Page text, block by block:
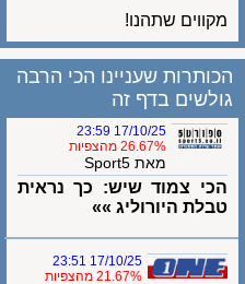
מקווים שתהנו!
הכותרות שעניינו הכי הרבה
גולשים בדף זה
17/10/25 23:59
26.67% מהצפיות
מאת Sport5
הכי צמוד שיש: כך נראית
טבלת היורוליג »»
17/10/25 23:51
21.67% מהצפיות